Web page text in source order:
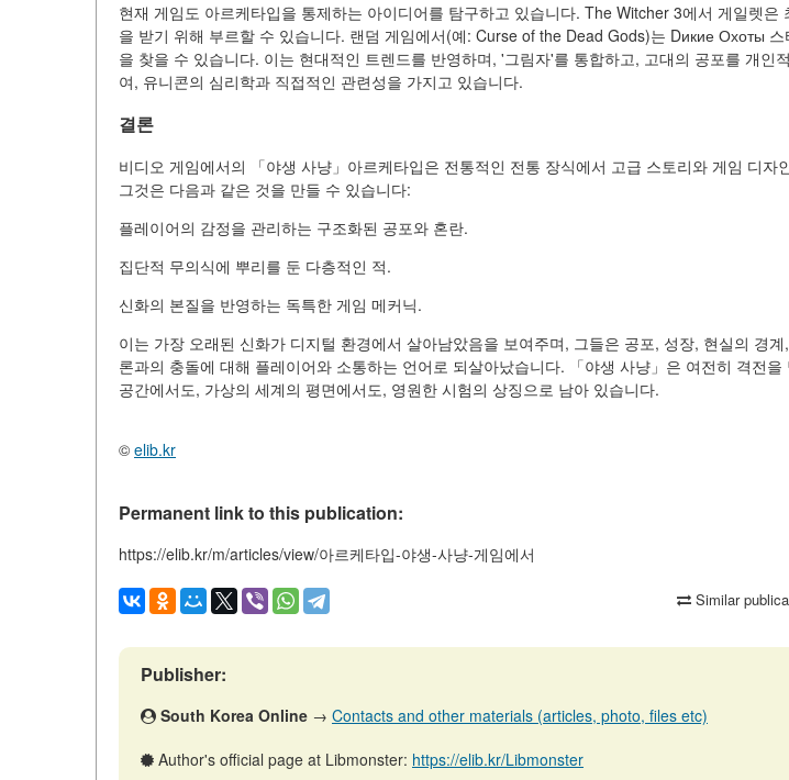
현재 게임도 아르케타입을 통제하는 아이디어를 탐구하고 있습니다. The Witcher 3에서 게일렛은
을 받기 위해 부르할 수 있습니다. 랜덤 게임에서(예: Curse of the Dead Gods)는 Dикие Охоты
을 찾을 수 있습니다. 이는 현대적인 트렌드를 반영하며, '그림자'를 통합하고, 고대의 공포를 개인
여, 유니콘의 심리학과 직접적인 관련성을 가지고 있습니다.
결론
비디오 게임에서의 「야생 사냥」아르케타입은 전통적인 전통 장식에서 고급 스토리와 게임 디자
그것은 다음과 같은 것을 만들 수 있습니다:
플레이어의 감정을 관리하는 구조화된 공포와 혼란.
집단적 무의식에 뿌리를 둔 다층적인 적.
신화의 본질을 반영하는 독특한 게임 메커닉.
이는 가장 오래된 신화가 디지털 환경에서 살아남았음을 보여주며, 그들은 공포, 성장, 현실의 경
론과의 충돌에 대해 플레이어와 소통하는 언어로 되살아났습니다. 「야생 사냥」은 여전히 격전을
공간에서도, 가상의 세계의 평면에서도, 영원한 시험의 상징으로 남아 있습니다.
© elib.kr
Permanent link to this publication:
https://elib.kr/m/articles/view/아르케타입-야생-사냥-게임에서
Similar
Publisher:
South Korea Online → Contacts and other materials (articles, photo, files etc)
Author's official page at Libmonster: https://elib.kr/Libmonster